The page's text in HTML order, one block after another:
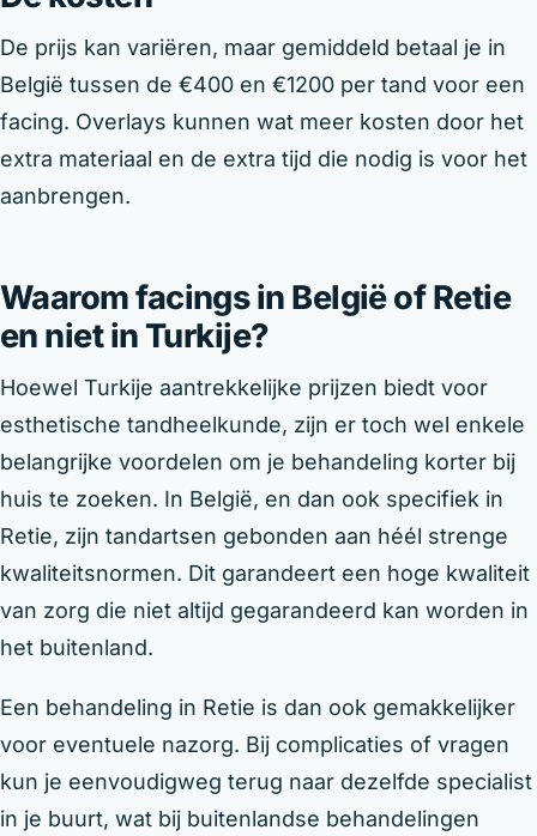
De prijs kan variëren, maar gemiddeld betaal je in
België tussen de €400 en €1200 per tand voor een
facing. Overlays kunnen wat meer kosten door het
extra materiaal en de extra tijd die nodig is voor het
aanbrengen.
Waarom facings in België of Retie
en niet in Turkije?
Hoewel Turkije aantrekkelijke prijzen biedt voor
esthetische tandheelkunde, zijn er toch wel enkele
belangrijke voordelen om je behandeling korter bij
huis te zoeken. In België, en dan ook specifiek in
Retie, zijn tandartsen gebonden aan héél strenge
kwaliteitsnormen. Dit garandeert een hoge kwaliteit
van zorg die niet altijd gegarandeerd kan worden in
het buitenland.
Een behandeling in Retie is dan ook gemakkelijker
voor eventuele nazorg. Bij complicaties of vragen
kun je eenvoudigweg terug naar dezelfde specialist
in je buurt, wat bij buitenlandse behandelingen